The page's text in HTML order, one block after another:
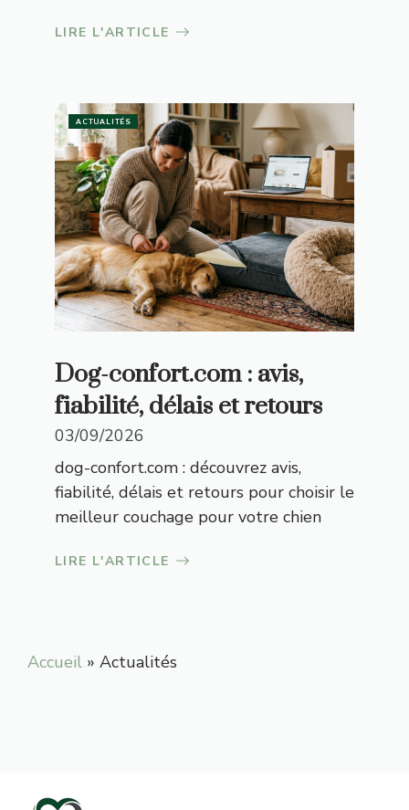
LIRE L'ARTICLE
ACTUALITÉS
Dog-confort.com : avis,
fiabilité, délais et retours
03/09/2026
dog-confort.com : découvrez avis,
fiabilité, délais et retours pour choisir le
meilleur couchage pour votre chien
LIRE L'ARTICLE
Accueil » Actualités